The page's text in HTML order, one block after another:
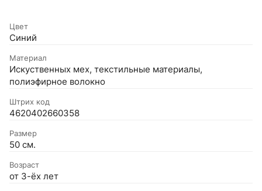
Цвет
Синий
Материал
Искуственных мех, текстильные материалы,
полиэфирное волокно
Штрих код
4620402660358
Размер
50 см.
Возраст
от 3-ёх лет